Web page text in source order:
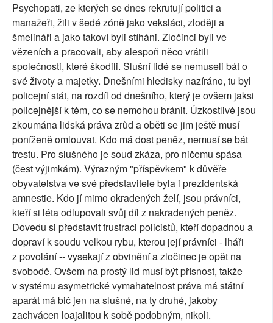
Psychopati, ze kterých se dnes rekrutují politici a
manažeři, žili v šedé zóně jako veksláci, zloději a
šmelináři a jako takoví byli stíháni. Zločinci byli ve
vězeních a pracovali, aby alespoň něco vrátili
společnosti, které škodili. Slušní lidé se nemuseli bát o
své životy a majetky. Dnešními hledisky nazíráno, tu byl
policejní stát, na rozdíl od dnešního, který je ovšem jaksi
policejnější k těm, co se nemohou bránit. Úzkostlivě jsou
zkoumána lidská práva zrůd a oběti se jim ještě musí
poníženě omlouvat. Kdo má dost peněz, nemusí se bát
trestu. Pro slušného je soud zkáza, pro ničemu spása
(čest výjimkám). Výrazným "příspěvkem" k důvěře
obyvatelstva ve své představitele byla i prezidentská
amnestie. Kdo jí mimo okradených želí, jsou právníci,
kteří si léta odlupovali svůj díl z nakradených peněz.
Dovedu si představit frustraci policistů, kteří dopadnou a
dopraví k soudu velkou rybu, kterou její právníci - lháři
z povolání -- vysekají z obvinění a zločinec je opět na
svobodě. Ovšem na prostý lid musí být přísnost, takže
v systému asymetrické vymahatelnost práva má státní
aparát má bič jen na slušné, na ty druhé, jakoby
zachvácen loajalitou k sobě podobným, nikoli.